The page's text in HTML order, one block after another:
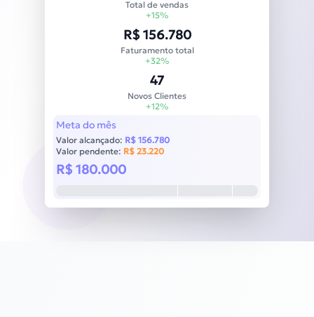
Total de vendas
+15%
R$ 156.780
Faturamento total
+32%
47
Novos Clientes
+12%
Meta do mês
Valor alcançado: R$ 156.780
Valor pendente: R$ 23.220
R$ 180.000